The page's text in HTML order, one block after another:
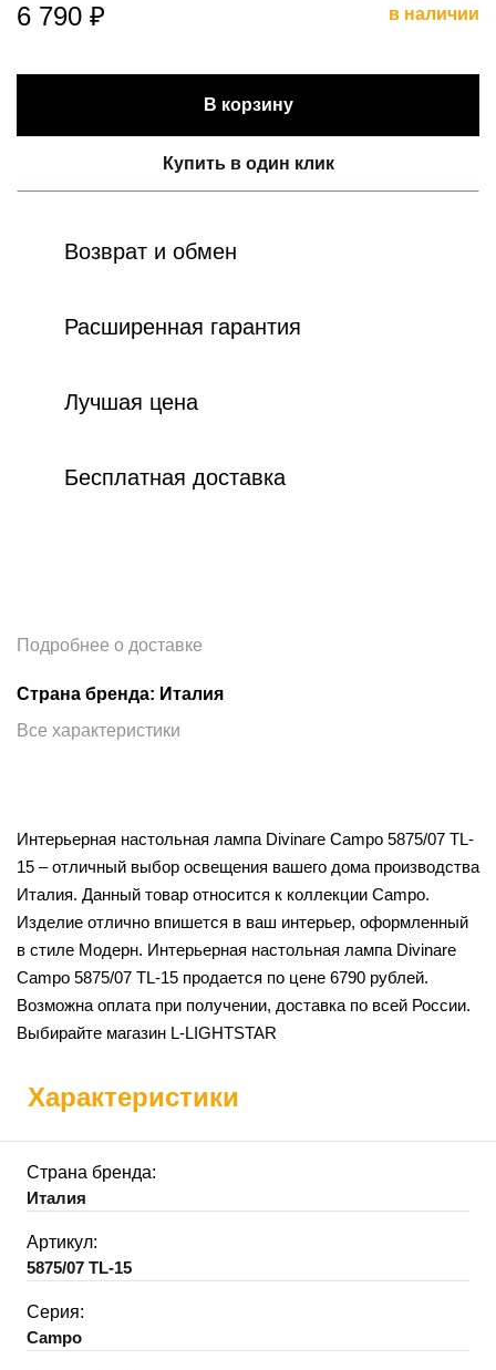
6 790 ₽ в наличии
В корзину
Купить в один клик
Возврат и обмен
Расширенная гарантия
Лучшая цена
Бесплатная доставка
Подробнее о доставке
Страна бренда: Италия
Все характеристики
Интерьерная настольная лампа Divinare Campo 5875/07 TL-
15 – отличный выбор освещения вашего дома производства
Италия. Данный товар относится к коллекции Campo.
Изделие отлично впишется в ваш интерьер, оформленный
в стиле Модерн. Интерьерная настольная лампа Divinare
Campo 5875/07 TL-15 продается по цене 6790 рублей.
Возможна оплата при получении, доставка по всей России.
Выбирайте магазин L-LIGHTSTAR
Характеристики
Страна бренда:
Италия
Артикул:
5875/07 TL-15
Серия:
Campo